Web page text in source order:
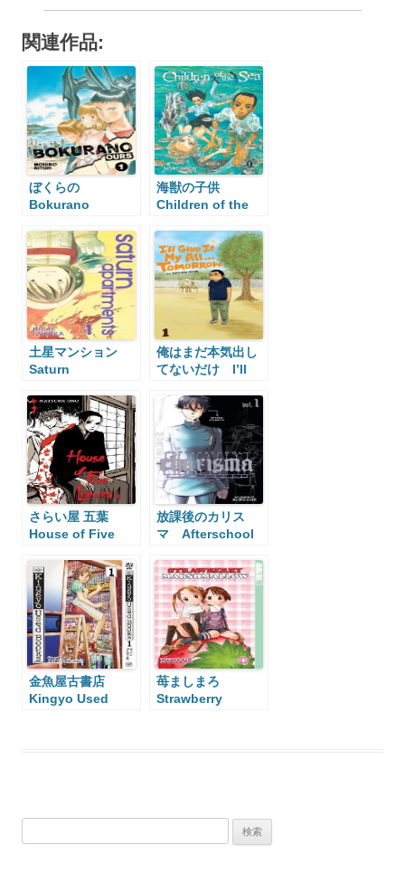
関連作品:
ぼくらの
Bokurano
海獣の子供
Children of the
土星マンション
Saturn
俺はまだ本気出し
てないだけ I’ll
Tomorrow
さらい屋 五葉
House of Five
放課後のカリス
マ Afterschool
金魚屋古書店
Kingyo Used
苺ましまろ
Strawberry